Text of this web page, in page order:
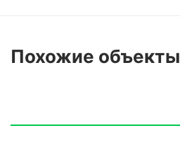
Похожие объекты